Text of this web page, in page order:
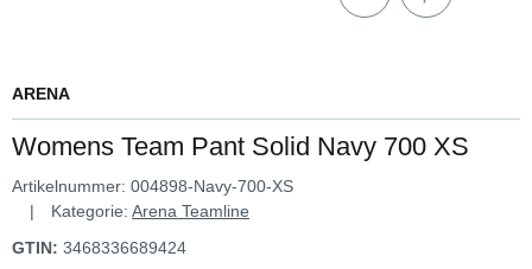
ARENA
Womens Team Pant Solid Navy 700 XS
Artikelnummer: 004898-Navy-700-XS
Kategorie: Arena Teamline
GTIN: 3468336689424